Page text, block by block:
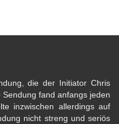
die der Initiator Chris
fand anfangs jeden
inzwischen allerdings auf
nicht streng und seriös